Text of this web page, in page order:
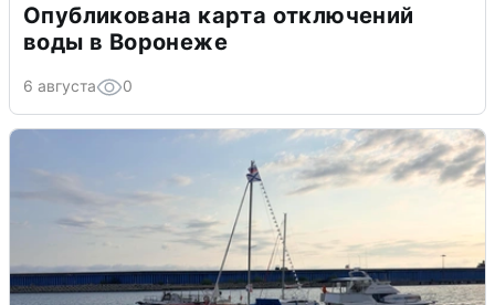
Опубликована карта отключений
воды в Воронеже
6 августа 0